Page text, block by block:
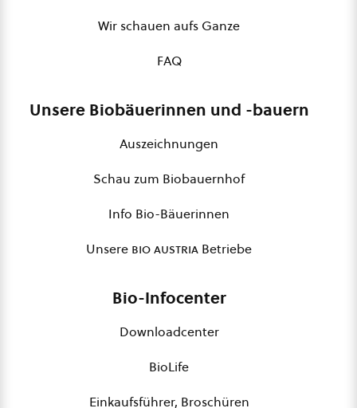
Wir schauen aufs Ganze
FAQ
Unsere Biobäuerinnen und -bauern
Auszeichnungen
Schau zum Biobauernhof
Info Bio-Bäuerinnen
Unsere bio austria Betriebe
Bio-Infocenter
Downloadcenter
BioLife
Einkaufsführer, Broschüren